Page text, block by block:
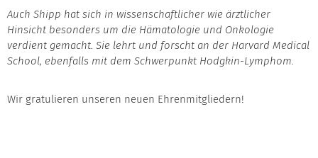
Auch Shipp hat sich in wissenschaftlicher wie ärztlicher
Hinsicht besonders um die Hämatologie und Onkologie
verdient gemacht. Sie lehrt und forscht an der Harvard Medical
School, ebenfalls mit dem Schwerpunkt Hodgkin-Lymphom.
Wir gratulieren unseren neuen Ehrenmitgliedern!